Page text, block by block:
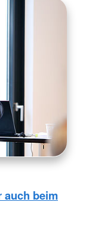
auch beim